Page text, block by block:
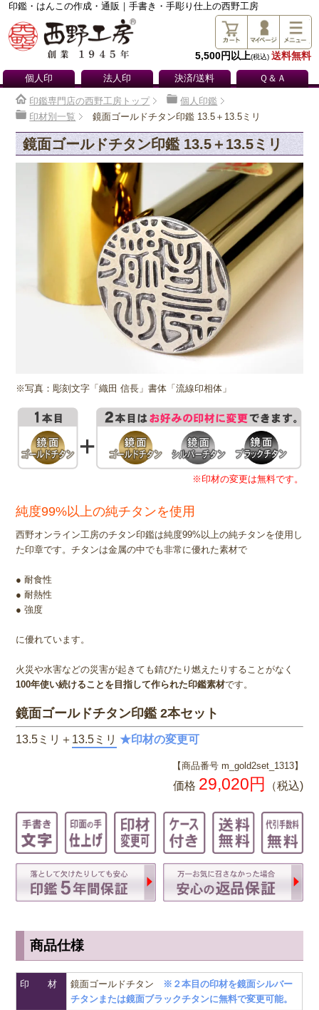
印鑑・はんこの作成・通販｜手書き・手彫り仕上の西野工房
5,500円以上(税込) 送料無料
個人印 法人印 決済/送料 Ｑ＆Ａ
印鑑専門店の西野工房トップ
個人印鑑
印材別一覧
鏡面ゴールドチタン印鑑 13.5＋13.5ミリ
鏡面ゴールドチタン印鑑 13.5＋13.5ミリ
※写真：彫刻文字「織田 信長」書体「流線印相体」
※印材の変更は無料です。
純度99%以上の純チタンを使用
西野オンライン工房のチタン印鑑は純度99%以上の純チタンを使用し
た印章です。チタンは金属の中でも非常に優れた素材で
● 耐食性
● 耐熱性
● 強度
に優れています。
火災や水害などの災害が起きても錆びたり燃えたりすることがなく
100年使い続けることを目指して作られた印鑑素材です。
鏡面ゴールドチタン印鑑 2本セット
13.5ミリ＋ 13.5ミリ ★印材の変更可
【商品番号 m_gold2set_1313】
価格 29,020円 （税込)
商品仕様
印 材 鏡面ゴールドチタン
※２本目の印材を鏡面シルバー
チタンまたは鏡面ブラックチタンに無料で変更可能。